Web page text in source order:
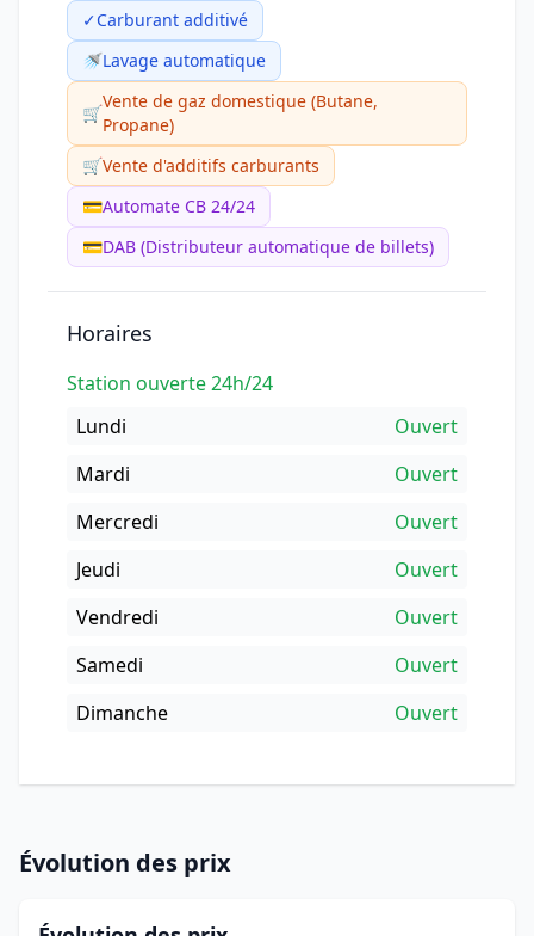
✓Carburant additivé
🚿Lavage automatique
🛒
Vente de gaz domestique (Butane,
Propane)
🛒Vente d'additifs carburants
💳Automate CB 24/24
💳DAB (Distributeur automatique de billets)
Horaires
Station ouverte 24h/24
Lundi
Ouvert
Mardi
Ouvert
Mercredi
Ouvert
Jeudi
Ouvert
Vendredi
Ouvert
Samedi
Ouvert
Dimanche
Ouvert
Évolution des prix